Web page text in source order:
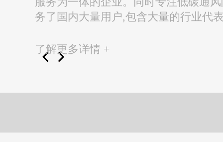
务了国内大量用户,包含大量的行业代
了解更多详情 +